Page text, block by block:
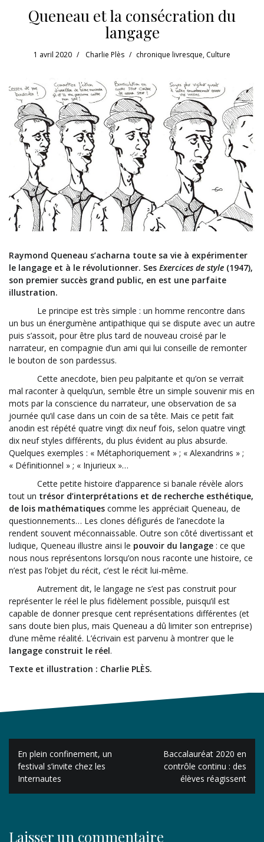
Queneau et la consécration du
langage
1 avril 2020 Charlie Plès chronique livresque, Culture
Raymond Queneau s’acharna toute sa vie à expérimenter
le langage et à le révolutionner. Ses Exercices de style (1947),
son premier succès grand public, en est une parfaite
illustration.
Le principe est très simple : un homme rencontre dans
un bus un énergumène antipathique qui se dispute avec un autre
puis s’assoit, pour être plus tard de nouveau croisé par le
narrateur, en compagnie d’un ami qui lui conseille de remonter
le bouton de son pardessus.
Cette anecdote, bien peu palpitante et qu’on se verrait
mal raconter à quelqu’un, semble être un simple souvenir mis en
mots par la conscience du narrateur, une observation de sa
journée qu’il case dans un coin de sa tête. Mais ce petit fait
anodin est répété quatre vingt dix neuf fois, selon quatre vingt
dix neuf styles différents, du plus évident au plus absurde.
Quelques exemples : « Métaphoriquement » ; « Alexandrins » ;
« Définitionnel » ; « Injurieux »…
Cette petite histoire d’apparence si banale révèle alors
tout un trésor d’interprétations et de recherche esthétique,
de lois mathématiques comme les appréciait Queneau, de
questionnements… Les clones défigurés de l’anecdote la
rendent souvent méconnaissable. Outre son côté divertissant et
ludique, Queneau illustre ainsi le pouvoir du langage : ce que
nous nous représentons lorsqu’on nous raconte une histoire, ce
n’est pas l’objet du récit, c’est le récit lui-même.
Autrement dit, le langage ne s’est pas construit pour
représenter le réel le plus fidèlement possible, puisqu’il est
capable de donner presque cent représentations différentes (et
sans doute bien plus, mais Queneau a dû limiter son entreprise)
d’une même réalité. L’écrivain est parvenu à montrer que le
langage construit le réel.
Texte et illustration : Charlie PLÈS.
Navigation
de
l’article
En plein confinement, un
festival s’invite chez les
Internautes
Baccalauréat 2020 en
contrôle continu : des
élèves réagissent
Laisser un commentaire